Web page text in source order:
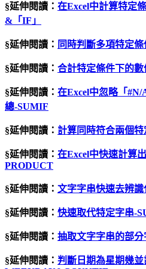
§延伸閱讀： 在Excel中計算特定
&「IF」
§延伸閱讀： 同時判斷多項特定
§延伸閱讀： 合計特定條件下的
§延伸閱讀： 在Excel中忽略「#N/
總-SUMIF
§延伸閱讀： 計算同時符合兩個
§延伸閱讀： 在Excel中快速計算
PRODUCT
§延伸閱讀： 文字字串快速去辨
§延伸閱讀： 快速取代特定字串-
§延伸閱讀： 抽取文字字串的部
§延伸閱讀： 判斷日期為星期幾並